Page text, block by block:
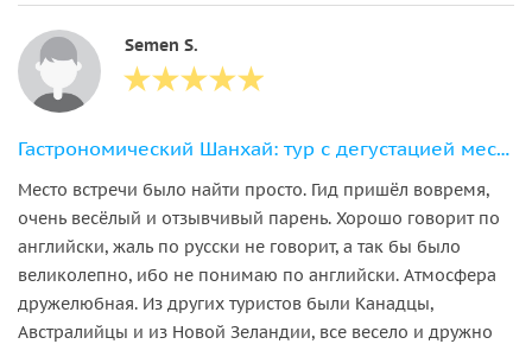
Semen S.
Гастрономический Шанхай: тур с дегустацией местных блюд
Место встречи было найти просто. Гид пришёл вовремя,
очень весёлый и отзывчивый парень. Хорошо говорит по
английски, жаль по русски не говорит, а так бы было
великолепно, ибо не понимаю по английски. Атмосфера
дружелюбная. Из других туристов были Канадцы,
Австралийцы и из Новой Зеландии, все весело и дружно